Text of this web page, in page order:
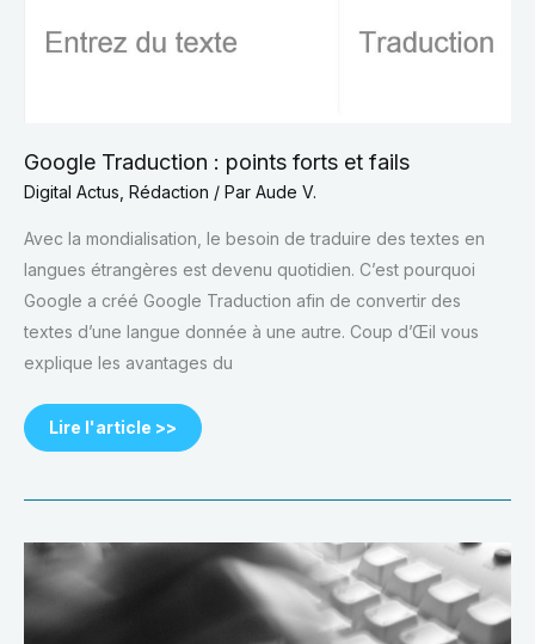
Google Traduction : points forts et fails
Digital Actus Rédaction / Par Aude V.
Avec la mondialisation, le besoin de traduire des textes en
langues étrangères est devenu quotidien. C’est pourquoi
Google a créé Google Traduction afin de convertir des
textes d’une langue donnée à une autre. Coup d’Œil vous
explique les avantages du
forts
et
Lire l'article >>
Ecrire
rédiger
pour
web